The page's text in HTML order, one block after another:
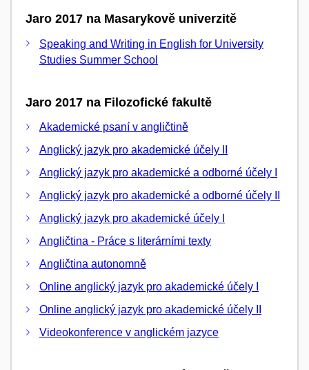
Jaro 2017 na Masarykově univerzitě
Speaking and Writing in English for University
Studies Summer School
Jaro 2017 na Filozofické fakultě
Akademické psaní v angličtině
Anglický jazyk pro akademické účely II
Anglický jazyk pro akademické a odborné účely I
Anglický jazyk pro akademické a odborné účely II
Anglický jazyk pro akademické účely I
Angličtina - Práce s literárními texty
Angličtina autonomně
Online anglický jazyk pro akademické účely I
Online anglický jazyk pro akademické účely II
Videokonference v anglickém jazyce